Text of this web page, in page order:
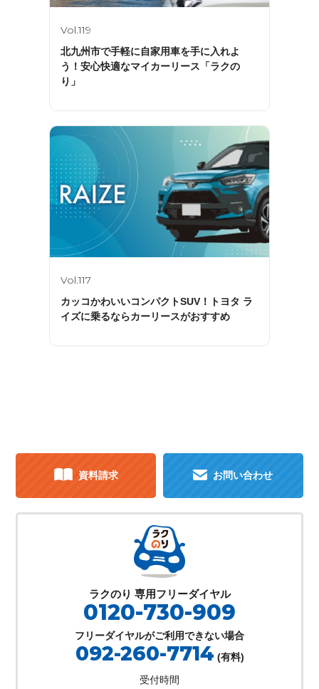
Vol.119
北九州市で手軽に自家用車を手に入れよ
う！安心快適なマイカーリース「ラクの
り」
Vol.117
カッコかわいいコンパクトSUV！トヨタ ラ
イズに乗るならカーリースがおすすめ
ラクのり 専用フリーダイヤル
0120-730-909
フリーダイヤルがご利用できない場合
092-260-7714 (有料)
受付時間
資料請求 お問い合わせ